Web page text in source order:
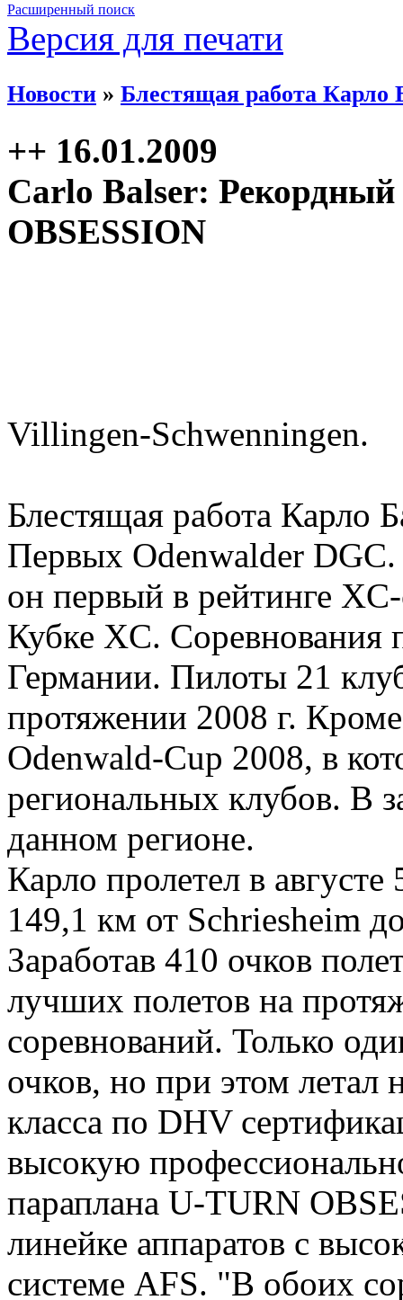
Расширенный поиск
Версия для печати
Новости » Блестящая работа Карло
++ 16.01.2009
Carlo Balser:
OBSESSION
Villingen-Schwenningen.
Блестящая работа Карло
Первых Odenwalder
он первый в рейтинге
Кубке XC. Соревнования
Германии. Пилоты 21
протяжении 2008 г.
Odenwald-Cup 2008, в
региональных клубов. В
данном регионе.
Карло пролетел в
149,1 км от Schriesheim
Заработав 410 очков
лучших полетов на
соревнований. Только
очков, но при этом летал
класса по DHV
высокую
параплана U-TURN
линейке аппаратов с
системе AFS. "В обоих